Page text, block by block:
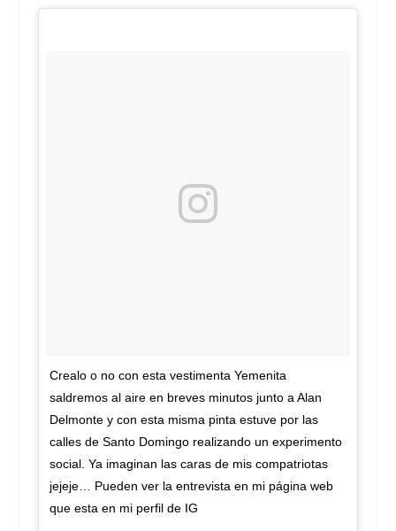
Crealo o no con esta vestimenta Yemenita
saldremos al aire en breves minutos junto a Alan
Delmonte y con esta misma pinta estuve por las
calles de Santo Domingo realizando un experimento
social. Ya imaginan las caras de mis compatriotas
jejeje… Pueden ver la entrevista en mi página web
que esta en mi perfil de IG